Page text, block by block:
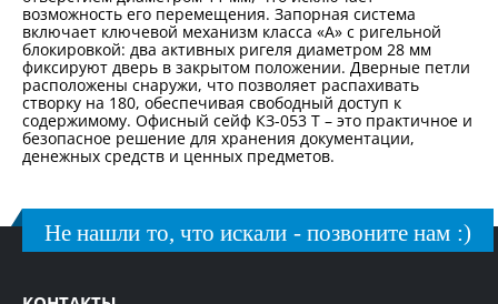
возможность его перемещения. Запорная система
включает ключевой механизм класса «А» с ригельной
блокировкой: два активных ригеля диаметром 28 мм
фиксируют дверь в закрытом положении. Дверные петли
расположены снаружи, что позволяет распахивать
створку на 180, обеспечивая свободный доступ к
содержимому. Офисный сейф КЗ-053 Т – это практичное и
безопасное решение для хранения документации,
денежных средств и ценных предметов.
Не нашли то, что искали - позвоните нам :)